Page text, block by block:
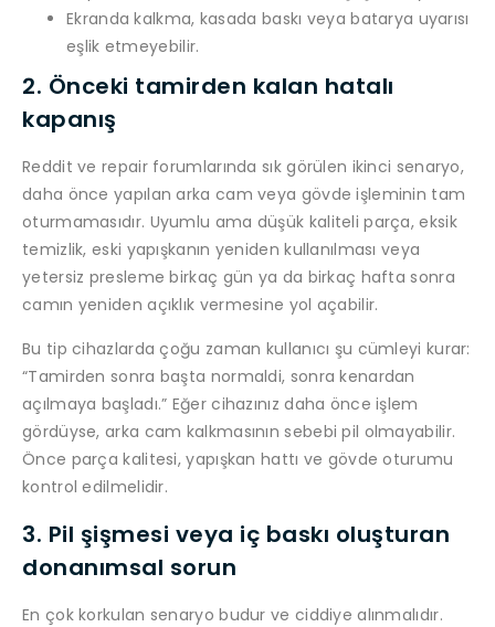
Ekranda kalkma, kasada baskı veya batarya uyarısı
eşlik etmeyebilir.
2. Önceki tamirden kalan hatalı
kapanış
Reddit ve repair forumlarında sık görülen ikinci senaryo,
daha önce yapılan arka cam veya gövde işleminin tam
oturmamasıdır. Uyumlu ama düşük kaliteli parça, eksik
temizlik, eski yapışkanın yeniden kullanılması veya
yetersiz presleme birkaç gün ya da birkaç hafta sonra
camın yeniden açıklık vermesine yol açabilir.
Bu tip cihazlarda çoğu zaman kullanıcı şu cümleyi kurar:
“Tamirden sonra başta normaldi, sonra kenardan
açılmaya başladı.” Eğer cihazınız daha önce işlem
gördüyse, arka cam kalkmasının sebebi pil olmayabilir.
Önce parça kalitesi, yapışkan hattı ve gövde oturumu
kontrol edilmelidir.
3. Pil şişmesi veya iç baskı oluşturan
donanımsal sorun
En çok korkulan senaryo budur ve ciddiye alınmalıdır.